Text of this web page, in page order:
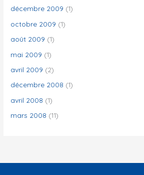
décembre 2009 (1)
octobre 2009 (1)
août 2009 (1)
mai 2009 (1)
avril 2009 (2)
décembre 2008 (1)
avril 2008 (1)
mars 2008 (11)